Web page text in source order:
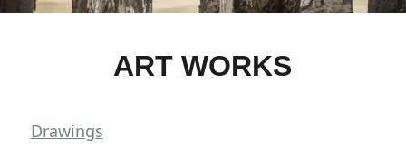
ART WORKS
Drawings